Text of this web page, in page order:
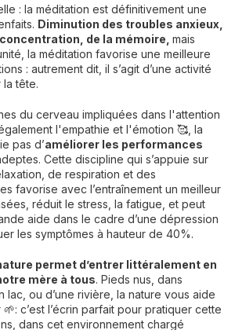
: la méditation est définitivement une
Diminution des troubles anxieux,
de la mémoire, mais
la méditation favorise une meilleure
: autrement dit, il s’agit d’une activité
tête.
du cerveau impliquées dans l'attention
l'empathie et l'émotion 🥰, la
pas d’améliorer les performances
Cette discipline qui s’appuie sur
de respiration et des
favorise avec l’entraînement un meilleur
réduit le stress, la fatigue, et peut
aide dans le cadre d’une dépression
les symptômes à hauteur de 40%.
permet d’entrer littéralement en
mère à tous. Pieds nus, dans
lac, ou d’une rivière, la nature vous aide
c’est l’écrin parfait pour pratiquer cette
dans cet environnement chargé